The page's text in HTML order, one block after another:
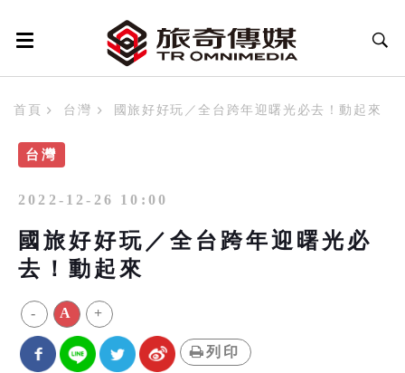
首頁 台灣 國旅好好玩／全台跨年迎曙光必去！動起來
台灣
2022-12-26 10:00
國旅好好玩／全台跨年迎曙光必
去！動起來
- A +
列印